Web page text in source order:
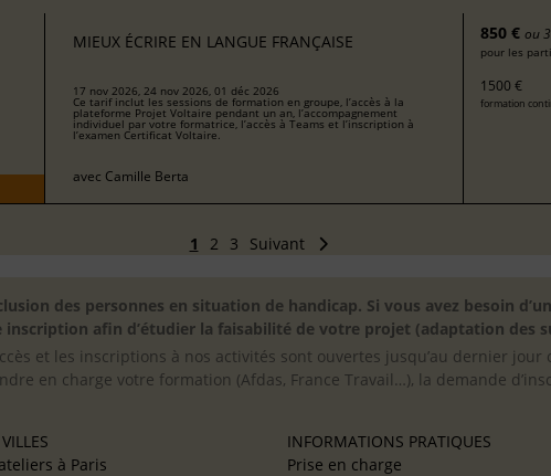
MIEUX ÉCRIRE EN LANGUE FRANÇAISE
17 nov 2026, 24 nov 2026, 01 déc 2026
Ce tarif inclut les sessions de formation en groupe, l’accès à la
plateforme Projet Voltaire pendant un an, l’accompagnement
individuel par votre formatrice, l’accès à Teams et l’inscription à
l’examen Certificat Voltaire.
avec Camille Berta
850 € ou
pour les
1500 €
formation
1 2 3 Suivant
des personnes en situation de handicap. Si vous avez besoin
afin d’étudier la faisabilité de votre projet (adaptation des
et les inscriptions à nos activités sont ouvertes jusqu’au dernier
en charge votre formation (Afdas, France Travail…), la demande
à Paris
INFORMATIONS PRATIQUES
Prise en charge